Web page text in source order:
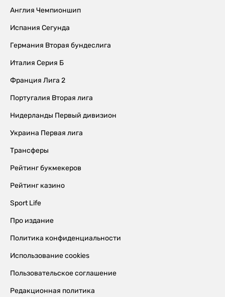
Англия Чемпионшип
Испания Сегунда
Германия Вторая бундеслига
Италия Серия Б
Франция Лига 2
Португалия Вторая лига
Нидерланды Первый дивизион
Украина Первая лига
Трансферы
Рейтинг букмекеров
Рейтинг казино
Sport Life
Про издание
Политика конфиденциальности
Использование cookies
Пользовательское соглашение
Редакционная политика